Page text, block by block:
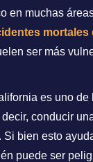
en muchas
mortales
ser más
es uno de
conducir
bien esto
puede ser